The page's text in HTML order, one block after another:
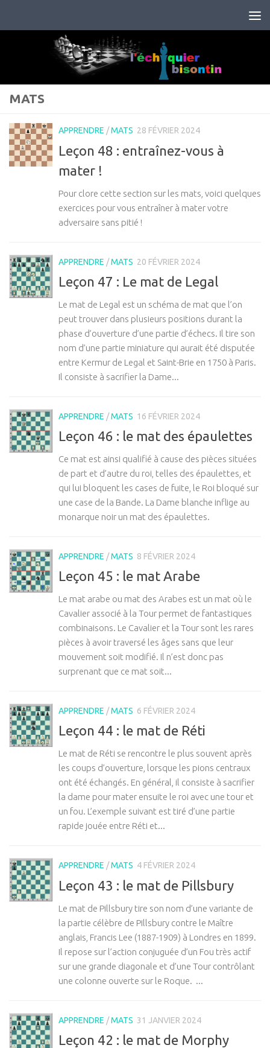
MATS
APPRENDRE /MATS 28 FÉVRIER 2024
Leçon 48 : entraînez-vous à
mater !
Pour clore cette section sur les mats, voici quelques
exercices pour vous entraîner à mater votre
adversaire sans pitié !
APPRENDRE /MATS 20 FÉVRIER 2024
Leçon 47 : Le mat de Legal
Le mat de Legal est un schéma de mat que l’on
peut trouver dans plusieurs positions durant la
phase d’ouverture d’une partie d’échecs. Il tire son
nom d’une partie miniature qui aurait été disputée
entre Kermur de Legal et Saint-Brie en 1750 à Paris.
Il consiste à sacrifier la Dame...
APPRENDRE /MATS 16 FÉVRIER 2024
Leçon 46 : le mat des épaulettes
Ce mat est ainsi qualifié à cause des pièces situées
de part et d’autre du roi, telles des épaulettes, et
qui lui bloquent les cases de fuite, le Roi bloqué sur
une case de la Bande. La Dame blanche inflige au
monarque noir un mat des épaulettes.
APPRENDRE /MATS 8 FÉVRIER 2024
Leçon 45 : le mat Arabe
Le mat arabe ou mat des Arabes est un mat où le
Cavalier associé à la Tour permet de fantastiques
combinaisons. Le Cavalier et la Tour sont les rares
pièces à avoir traversé les âges sans que leur
mouvement soit modifié. Il n’est donc pas
surprenant que ce mat soit...
APPRENDRE /MATS 6 FÉVRIER 2024
Leçon 44 : le mat de Réti
Le mat de Réti se rencontre le plus souvent après
les coups d’ouverture, lorsque les pions centraux
ont été échangés. En général, il consiste à sacrifier
la dame pour mater ensuite le roi avec une tour et
un fou. L’exemple suivant est tiré d’une partie
rapide jouée entre Réti et...
APPRENDRE /MATS 4 FÉVRIER 2024
Leçon 43 : le mat de Pillsbury
Le mat de Pillsbury tire son nom d’une variante de
la partie célèbre de Pillsbury contre le Maître
anglais, Francis Lee (1887-1909) à Londres en 1899.
Il repose sur l’action conjuguée d’un Fou très actif
sur une grande diagonale et d’une Tour contrôlant
une colonne ouverte sur le Roque. ...
APPRENDRE /MATS 31 JANVIER 2024
Leçon 42 : le mat de Morphy